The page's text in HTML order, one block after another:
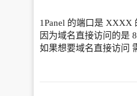
1Panel 的端口是 XXXX
因为域名直接访问的是
如果想要域名直接访问